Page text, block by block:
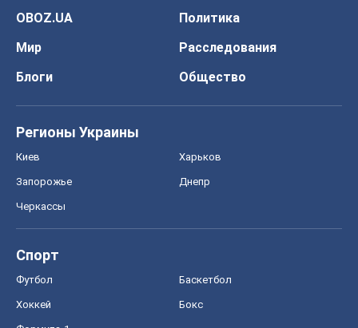
OBOZ.UA
Политика
Мир
Расследования
Блоги
Общество
Регионы Украины
Киев Харьков
Запорожье Днепр
Черкассы
Спорт
Футбол Баскетбол
Хоккей Бокс